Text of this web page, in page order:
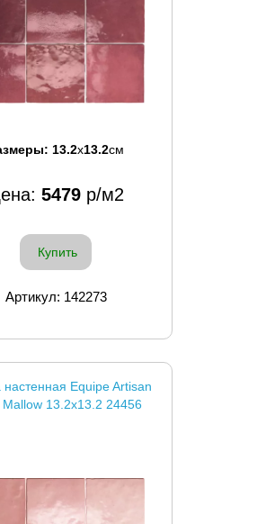
13.2x13.2см
5479 р/м2
Купить
Артикул: 142273
настенная Equipe Artisan
Mallow 13.2x13.2 24456